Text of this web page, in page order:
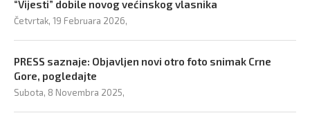
“Vijesti” dobile novog većinskog vlasnika
Četvrtak, 19 Februara 2026,
PRESS saznaje: Objavljen novi otro foto snimak Crne
Gore, pogledajte
Subota, 8 Novembra 2025,